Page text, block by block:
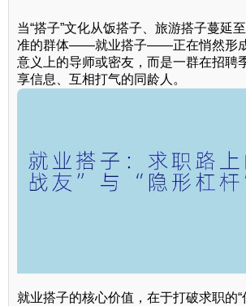
当“搭子”文化从饭搭子、旅游搭子蔓延
准的群体——就业搭子——正在悄然形
意义上的导师或密友，而是一群在招聘
享信息、互相打气的同龄人。
就业搭子的核心价值，在于打破求职的“